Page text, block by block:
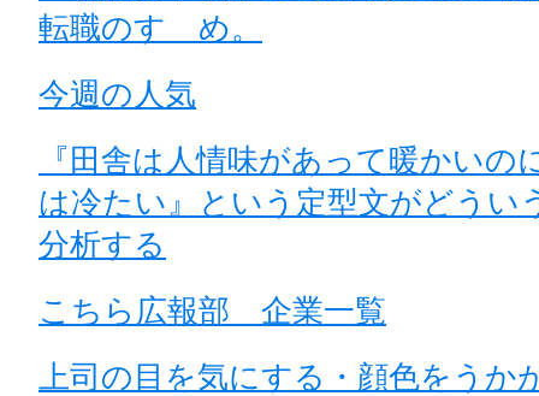
転職のすゝめ。
今週の人気
『田舎は人情味があって暖かいの
は冷たい』という定型文がどうい
分析する
こちら広報部 企業一覧
上司の目を気にする・顔色をうか